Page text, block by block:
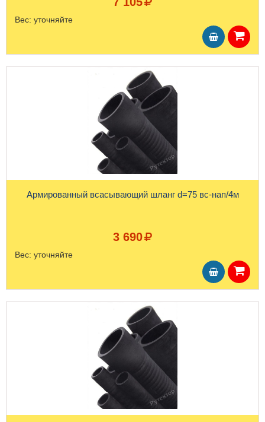
Вес: уточняйте
Армированный всасывающий шланг d=75 вс-нап/4м
3 690
Вес: уточняйте